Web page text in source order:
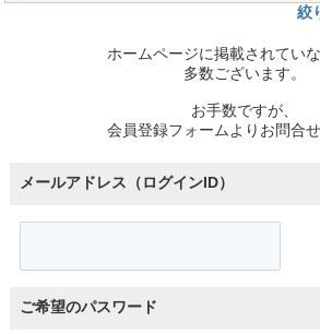
絞
ホームページに掲載されてい
多数ございます。
お手数ですが、
会員登録フォームよりお問合せ
メールアドレス（ログインID）
ご希望のパスワード